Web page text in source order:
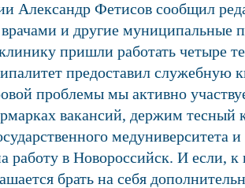
Александр Фетисов сообщил
и другие муниципальные
пришли работать четыре
предоставил служебную
проблемы мы активно
вакансий, держим тесный
медуниверситета
работу в Новороссийск. И если,
брать на себя